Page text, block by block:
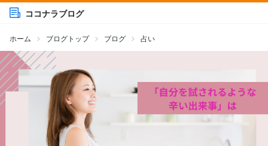
ココナラブログ
ホーム ブログトップ ブログ 占い